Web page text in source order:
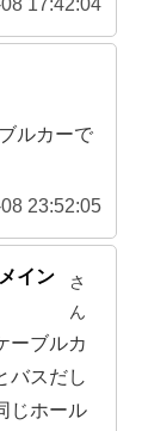
ルカーで
23:52:05
イン
さ
ん
ーブルカ
バスだし
じホール